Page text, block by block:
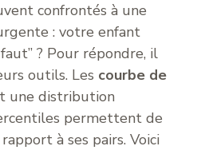
confrontés à une
: votre enfant
? Pour répondre, il
outils. Les courbe de
une distribution
permettent de
à ses pairs. Voici